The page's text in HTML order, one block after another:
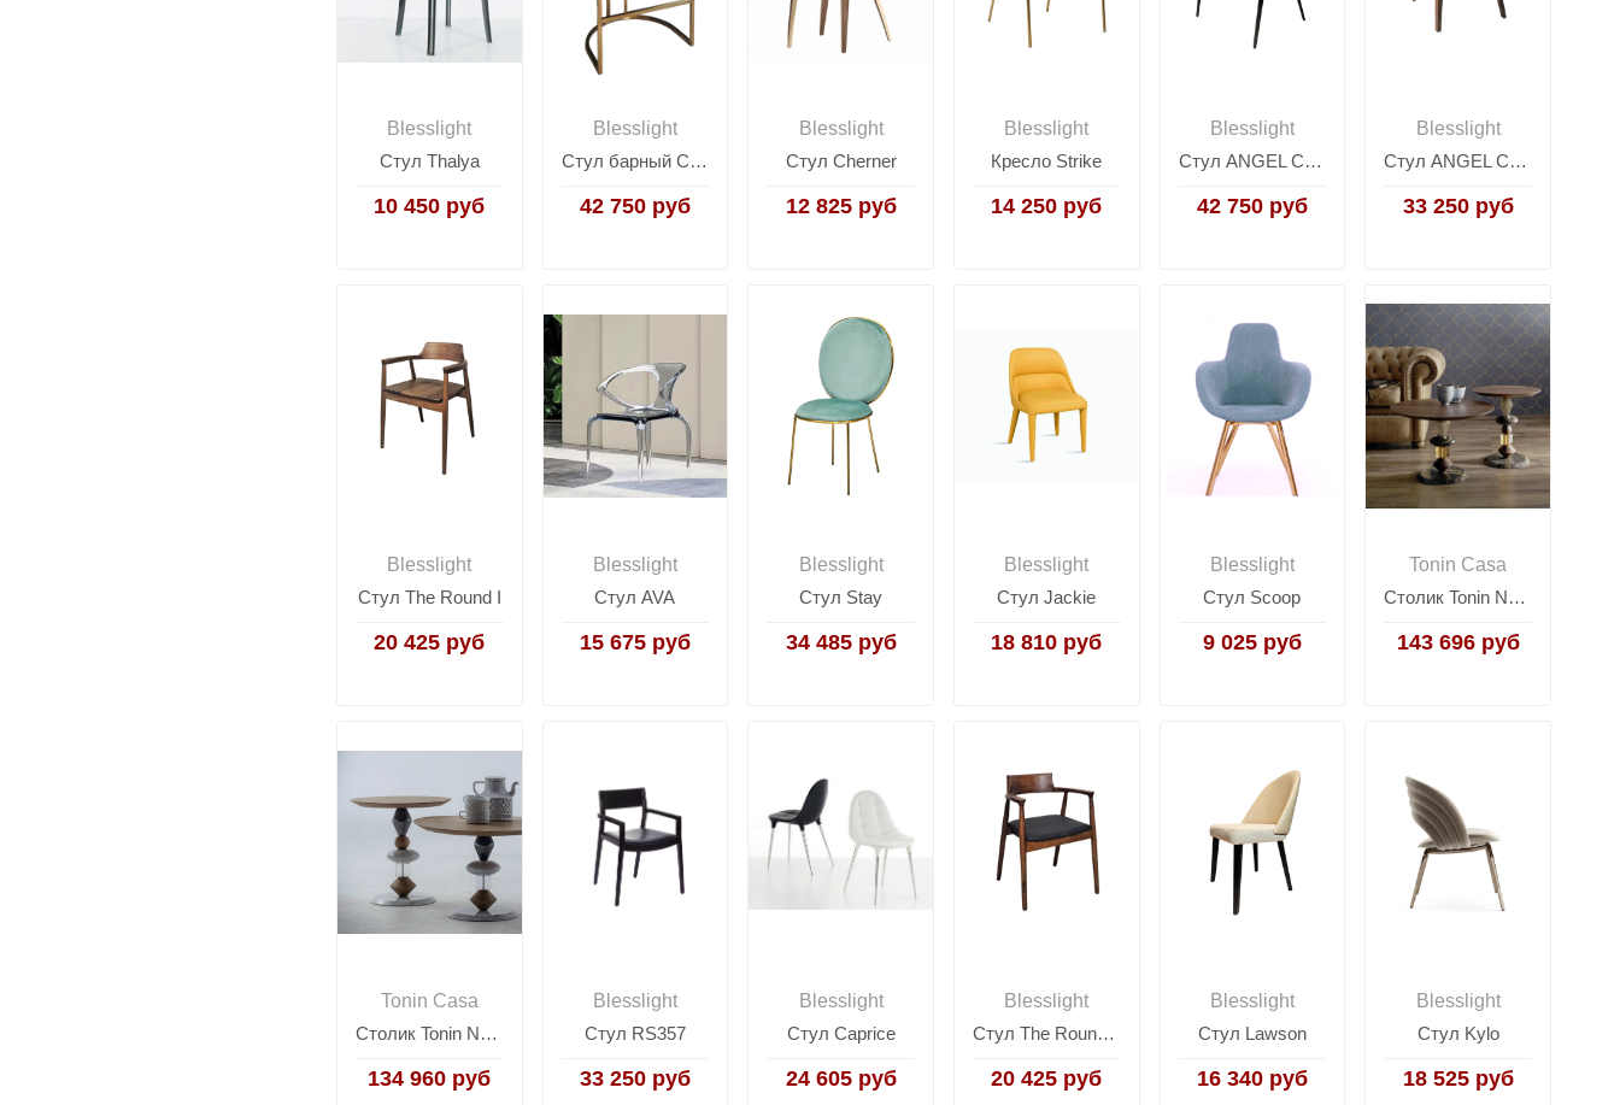
Blesslight
Стул Thalya
10 450 руб
Blesslight
Стул барный Cuddle
42 750 руб
Blesslight
Стул Cherner
12 825 руб
Blesslight
Кресло Strike
14 250 руб
Blesslight
Стул ANGEL CERDA ACH200
42 750 руб
Blesslight
Стул ANGEL CERDA
33 250 руб
Blesslight
Стул The Round I
20 425 руб
Blesslight
Стул AVA
15 675 руб
Blesslight
Стул Stay
34 485 руб
Blesslight
Стул Jackie
18 810 руб
Blesslight
Стул Scoop
9 025 руб
Tonin Casa
Столик Tonin News home creations 6011
143 696 руб
Tonin Casa
Столик Tonin News home creations 6012
134 960 руб
Blesslight
Стул RS357
33 250 руб
Blesslight
Стул Caprice
24 605 руб
Blesslight
Стул The Round II
20 425 руб
Blesslight
Стул Lawson
16 340 руб
Blesslight
Стул Kylo
18 525 руб